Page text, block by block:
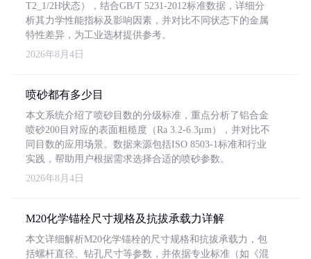
T2_1/2H状态），结合GB/T 5231-2012标准数据，详细分
析其力学性能指标及影响因素，并对比不同状态下的金属
特性差异，为工业选材提供参考。
2026年8月4日
喷砂都有多少目
本文系统介绍了喷砂目数的分级标准，重点分析了铝合金
喷砂200目对应的表面粗糙度（Ra 3.2-6.3μm），并对比不
同目数的应用场景。数据来源包括ISO 8503-1标准和行业
实践，帮助用户根据需求选择合适的喷砂参数。
2026年8月4日
M20化学锚栓尺寸规格及抗拔承载力详解
本文详细解析M20化学锚栓的尺寸规格和抗拔承载力，包
括螺杆直径、钻孔尺寸等参数，并依据专业标准（如《混